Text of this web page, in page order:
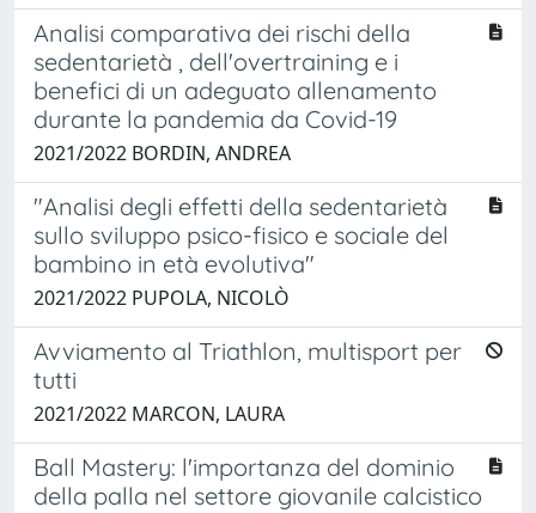
Analisi comparativa dei rischi della
sedentarietà , dell'overtraining e i
benefici di un adeguato allenamento
durante la pandemia da Covid-19
2021/2022 BORDIN, ANDREA
"Analisi degli effetti della sedentarietà
sullo sviluppo psico-fisico e sociale del
bambino in età evolutiva"
2021/2022 PUPOLA, NICOLÒ
Avviamento al Triathlon, multisport per
tutti
2021/2022 MARCON, LAURA
Ball Mastery: l'importanza del dominio
della palla nel settore giovanile calcistico